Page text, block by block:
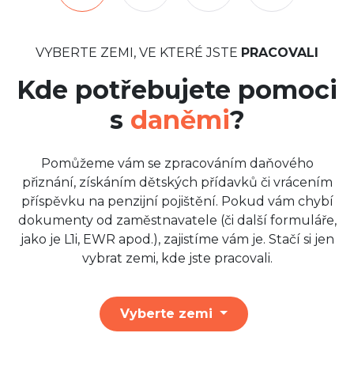
VYBERTE ZEMI, VE KTERÉ JSTE PRACOVALI
Kde potřebujete pomoci
s daněmi?
Pomůžeme vám se zpracováním daňového
přiznání, získáním dětských přídavků či vrácením
příspěvku na penzijní pojištění. Pokud vám chybí
dokumenty od zaměstnavatele (či další formuláře,
jako je L1i, EWR apod.), zajistíme vám je. Stačí si jen
vybrat zemi, kde jste pracovali.
Vyberte zemi